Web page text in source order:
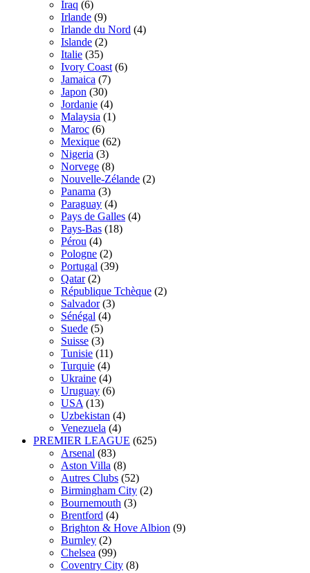
Iraq (6)
Irlande (9)
Irlande du Nord (4)
Islande (2)
Italie (35)
Ivory Coast (6)
Jamaica (7)
Japon (30)
Jordanie (4)
Malaysia (1)
Maroc (6)
Mexique (62)
Nigeria (3)
Norvege (8)
Nouvelle-Zélande (2)
Panama (3)
Paraguay (4)
Pays de Galles (4)
Pays-Bas (18)
Pérou (4)
Pologne (2)
Portugal (39)
Qatar (2)
République Tchèque (2)
Salvador (3)
Sénégal (4)
Suede (5)
Suisse (3)
Tunisie (11)
Turquie (4)
Ukraine (4)
Uruguay (6)
USA (13)
Uzbekistan (4)
Venezuela (4)
PREMIER LEAGUE (625)
Arsenal (83)
Aston Villa (8)
Autres Clubs (52)
Birmingham City (2)
Bournemouth (3)
Brentford (4)
Brighton & Hove Albion (9)
Burnley (2)
Chelsea (99)
Coventry City (8)